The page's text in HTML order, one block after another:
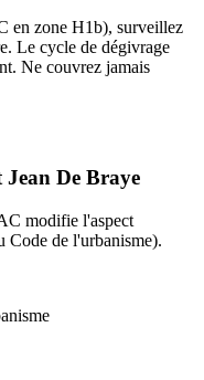
en zone H1b), surveillez
Le cycle de dégivrage
Ne couvrez jamais
Jean De Braye
modifie l'aspect
Code de l'urbanisme).